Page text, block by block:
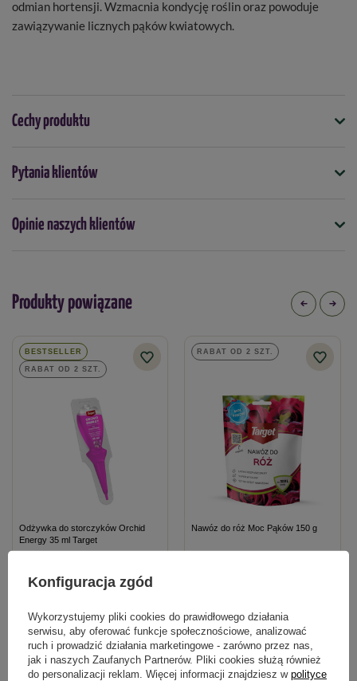
odmian hortensji. Wzmacnia kondycję roślin oraz powoduje
zawiązywanie licznych pąków kwiatowych.
Cechy produktu
Symbol
5901875004054
kwiecień maj czerwiec
Typ nawozu
Pytania klientów
Opinie naszych klientów
Produkty powiązane
BESTSELLER
RABAT OD 2 SZT.
Odżywka do storczyków Orchid
Energy 35 ml Target
5,49 zł
RABAT OD 2 SZT.
Nawóz do róż Moc Pąków 150 g
Kategorie powiązane
Nawozy dla roślin ozdobnych,
Konfiguracja zgód
Wykorzystujemy pliki cookies do prawidłowego działania
serwisu, aby oferować funkcje społecznościowe, analizować
ruch i prowadzić działania marketingowe - zarówno przez nas,
jak i naszych Zaufanych Partnerów. Pliki cookies służą również
do personalizacji reklam. Więcej informacji znajdziesz w polityce